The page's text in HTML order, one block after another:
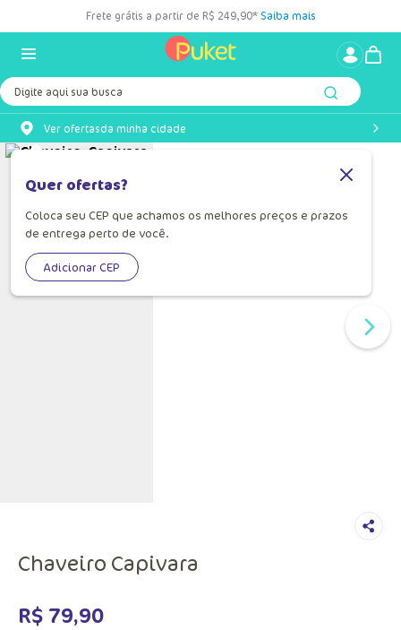
Frete grátis a partir de R$ 249,90* Saiba mais
Digite aqui sua busca
Ver ofertasda minha cidade
Quer ofertas?
Coloca seu CEP que achamos os melhores preços e prazos
de entrega perto de você.
Adicionar CEP
Chaveiro Capivara
R$ 79,90